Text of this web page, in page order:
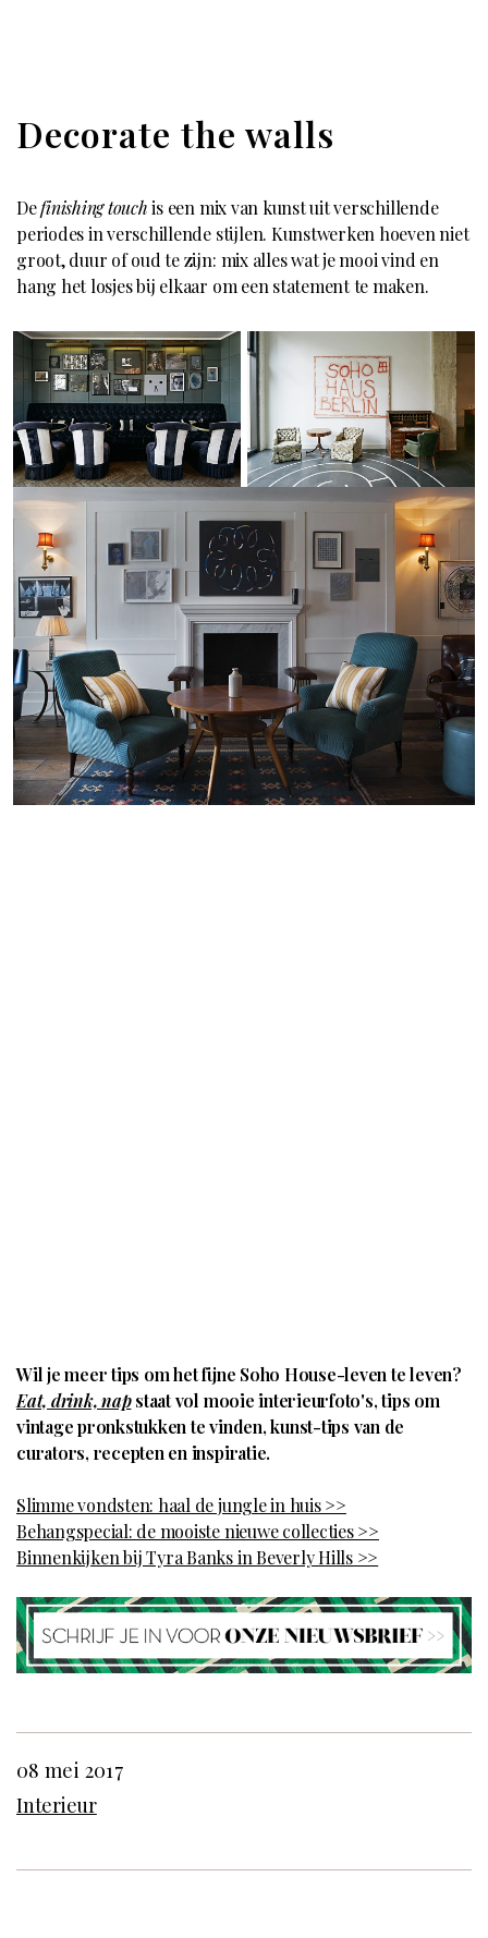
Decorate the walls
Definishing touchis een mix van kunst uit verschillende
periodes in verschillende stijlen. Kunstwerken hoeven niet
groot, duur of oud te zijn: mix alles wat je mooi vind en
hang het losjes bij elkaar om een statement te maken.
Wil je meer tips om het fijne Soho House-leven te leven?
Eat, drink, napstaat vol mooie interieurfoto's, tips om
vintage pronkstukken te vinden, kunst-tips van de
curators, recepten en inspiratie.
Slimme vondsten: haal de jungle in huis >>
Behangspecial: de mooiste nieuwe collecties >>
Binnenkijken bij Tyra Banks in Beverly Hills >>
08 mei 2017
Interieur